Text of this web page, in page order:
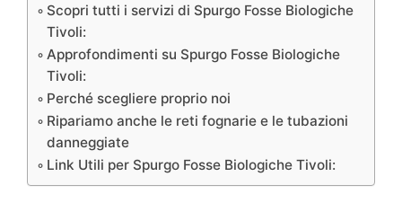
Scopri tutti i servizi di Spurgo Fosse Biologiche
Tivoli:
Approfondimenti su Spurgo Fosse Biologiche
Tivoli:
Perché scegliere proprio noi
Ripariamo anche le reti fognarie e le tubazioni
danneggiate
Link Utili per Spurgo Fosse Biologiche Tivoli: